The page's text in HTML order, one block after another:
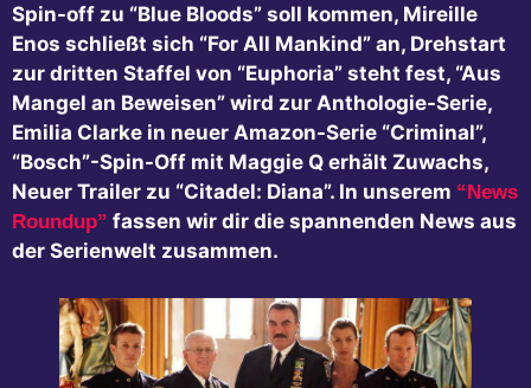
Spin-off zu “Blue Bloods” soll kommen, Mireille
Enos schließt sich “For All Mankind” an, Drehstart
zur dritten Staffel von “Euphoria” steht fest, “Aus
Mangel an Beweisen” wird zur Anthologie-Serie,
Emilia Clarke in neuer Amazon-Serie “Criminal”,
“Bosch”-Spin-Off mit Maggie Q erhält Zuwachs,
Neuer Trailer zu “Citadel: Diana”. In unserem “News
Roundup” fassen wir dir die spannenden News aus
der Serienwelt zusammen.